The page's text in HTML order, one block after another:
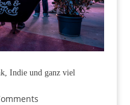
Indie und ganz viel